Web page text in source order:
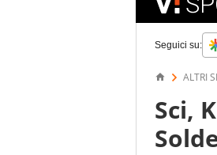
Seguici su:
ALTRI
Sci,